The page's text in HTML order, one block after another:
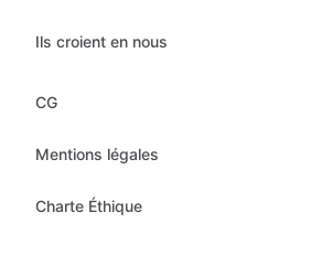
Ils croient en nous
CG
Mentions légales
Charte Éthique